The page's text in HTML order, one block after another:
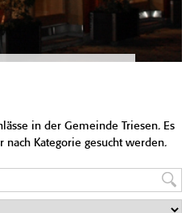
in der Gemeinde Triesen. Es
Kategorie gesucht werden.